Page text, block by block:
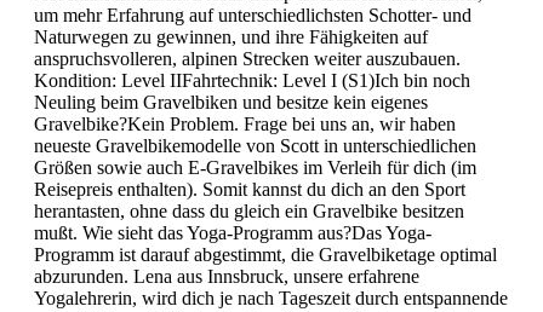
um mehr Erfahrung auf unterschiedlichsten Schotter- und
Naturwegen zu gewinnen, und ihre Fähigkeiten auf
anspruchsvolleren, alpinen Strecken weiter auszubauen.
Kondition: Level IIFahrtechnik: Level I (S1)Ich bin noch
Neuling beim Gravelbiken und besitze kein eigenes
Gravelbike?Kein Problem. Frage bei uns an, wir haben
neueste Gravelbikemodelle von Scott in unterschiedlichen
Größen sowie auch E-Gravelbikes im Verleih für dich (im
Reisepreis enthalten). Somit kannst du dich an den Sport
herantasten, ohne dass du gleich ein Gravelbike besitzen
mußt. Wie sieht das Yoga-Programm aus?Das Yoga-
Programm ist darauf abgestimmt, die Gravelbiketage optimal
abzurunden. Lena aus Innsbruck, unsere erfahrene
Yogalehrerin, wird dich je nach Tageszeit durch entspannende